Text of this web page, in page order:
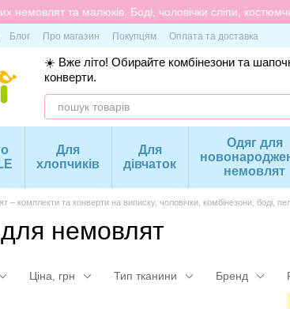
немовлят та малюків. Боді, чоловічки сліпи,
Блог Про магазин Покупцям Оплата та доставка
☀️ Вже літо! Обирайте комбінезони та
конверти.
Для
хлопчиків
Для
дівчаток
Одяг для
немовлят
– комплекти та конверти на виписку, чоловічки, комбінезони, боді,
немовлят
Ціна, грн Тип тканини Бренд